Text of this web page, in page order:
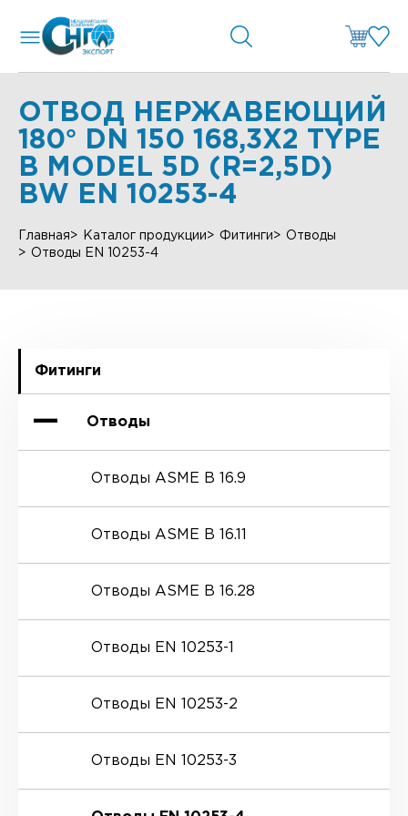
ОТВОД НЕРЖАВЕЮЩИЙ
180° DN 150 168,3X2 TYPE
B MODEL 5D (R=2,5D)
BW EN 10253-4
Главная Каталог продукции Фитинги
Отводы
Отводы EN 10253-4
Фитинги
Отводы
Отводы ASME B 16.9
Отводы ASME B 16.11
Отводы ASME B 16.28
Отводы EN 10253-1
Отводы EN 10253-2
Отводы EN 10253-3